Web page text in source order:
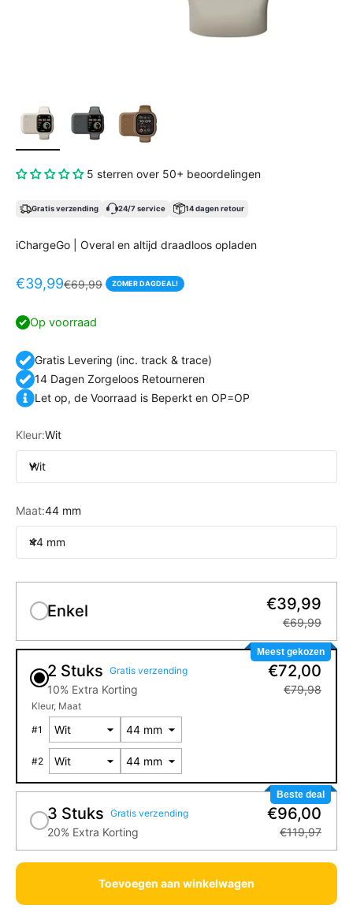
5 sterren over 50+ beoordelingen
Gratis verzending 24/7 service 14 dagen retour
iChargeGo | Overal en altijd draadloos opladen
Aanbiedingsprijs
€39,99Normale prijs
€69,99 ZOMER DAGDEAL!
Op voorraad
Gratis Levering (inc. track & trace)
14 Dagen Zorgeloos Retourneren
Let op, de Voorraad is Beperkt en OP=OP
Kleur:Wit
Wit
Maat:44 mm
44 mm
Enkel €39,99
€69,99
Meest gekozen
2 Stuks Gratis verzending
10% Extra Korting
€72,00
€79,98
Kleur Maat
#1
#2
Beste deal
3 Stuks Gratis verzending
20% Extra Korting
€96,00
€119,97
Toevoegen aan winkelwagen